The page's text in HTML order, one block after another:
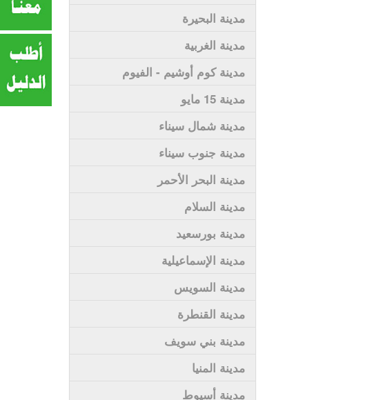
مدينة البحيرة
مدينة الغربية
مدينة كوم أوشيم - الفيوم
مدينة 15 مايو
مدينة شمال سيناء
مدينة جنوب سيناء
مدينة البحر الأحمر
مدينة السلام
مدينة بورسعيد
مدينة الإسماعيلية
مدينة السويس
مدينة القنطرة
مدينة بني سويف
مدينة المنيا
مدينة أسيوط